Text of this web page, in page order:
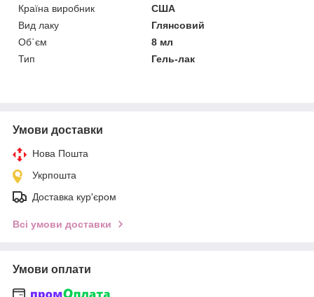
Країна виробник
США
Вид лаку
Глянсовий
Об`єм
8 мл
Тип
Гель-лак
Умови доставки
Нова Пошта
Укрпошта
Доставка кур'єром
Всі умови доставки
Умови оплати